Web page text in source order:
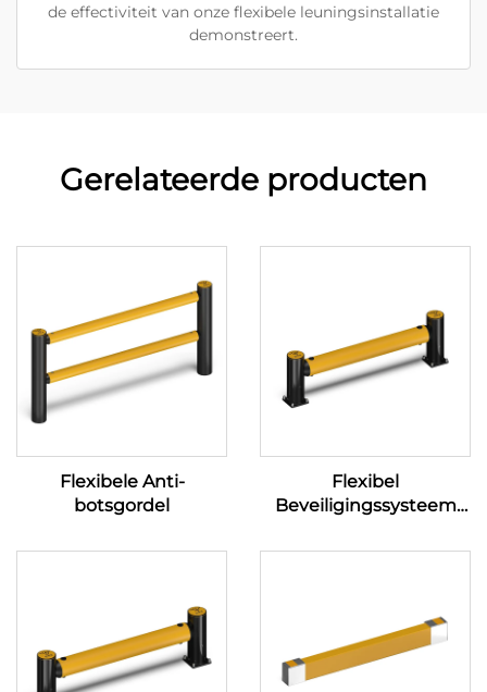
de effectiviteit van onze flexibele leuningsinstallatie
demonstreert.
Gerelateerde producten
Flexibele Anti-
botsgordel
Flexibel
Beveiligingssysteem